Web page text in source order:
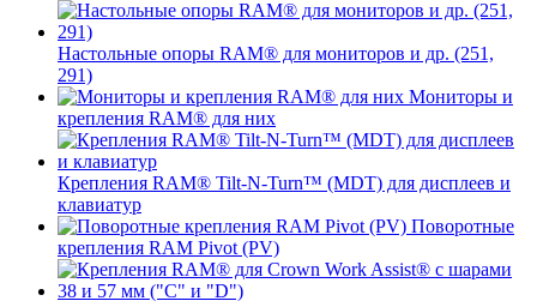
Настольные опоры RAM® для мониторов и др. (251,
291)
Мониторы и
крепления RAM® для них
Крепления RAM® Tilt-N-Turn™ (MDT) для дисплеев и
клавиатур
Поворотные
крепления RAM Pivot (PV)